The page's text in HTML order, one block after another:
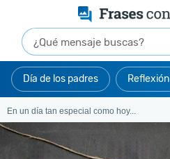
Día de los padres Reflexión
En un día tan especial como hoy...